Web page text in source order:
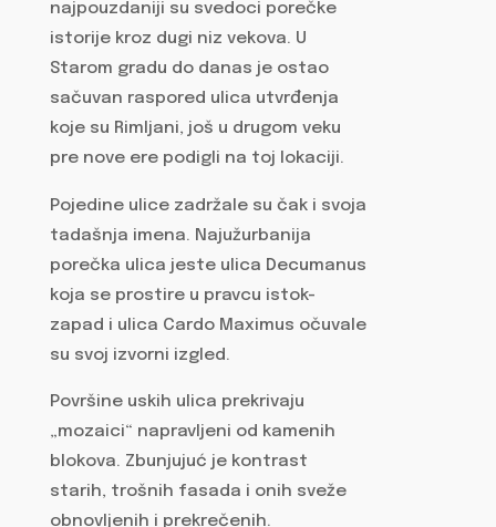
najpouzdaniji su svedoci porečke
istorije kroz dugi niz vekova. U
Starom gradu do danas je ostao
sačuvan raspored ulica utvrđenja
koje su Rimljani, još u drugom veku
pre nove ere podigli na toj lokaciji.
Pojedine ulice zadržale su čak i svoja
tadašnja imena. Najužurbanija
porečka ulica jeste ulica Decumanus
koja se prostire u pravcu istok-
zapad i ulica Cardo Maximus očuvale
su svoj izvorni izgled.
Površine uskih ulica prekrivaju
„mozaici“ napravljeni od kamenih
blokova. Zbunjujuć je kontrast
starih, trošnih fasada i onih sveže
obnovljenih i prekrečenih.